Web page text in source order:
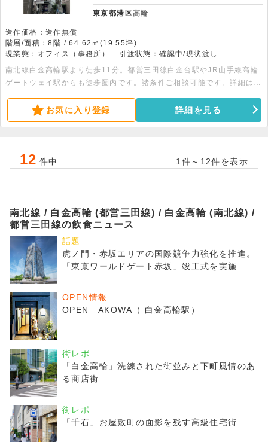
東京都港区高輪
造作価格：造作無償
階層/面積：8階 / 64.62㎡(19.55坪)
現業態：オフィス（事務所）
引渡状態：確認中/現状渡し
南北線白金高輪駅より徒歩11分。都営三田線白金台駅やJR山手線高輪
ゲートウェイ駅からも徒歩圏内です。諸条件ご相談可能です。詳細はお
お気に入り登録 詳細を見る
12 件中 1件～12件を表示
南北線 / 白金高輪 (都営三田線) / 白金高輪 (南北線) /
都営三田線の飲食ニュース
話題
虎ノ門・赤坂エリアの国際競争力強化を推進。
「東京ワールドゲート赤坂」竣工式を実施
OPEN情報
OPEN AKOWA（ 白金高輪駅）
街レポ
「白金高輪」洗練された街並みと下町風情のあ
る商店街
街レポ
「千石」お屋敷町の面影を残す高級住宅街